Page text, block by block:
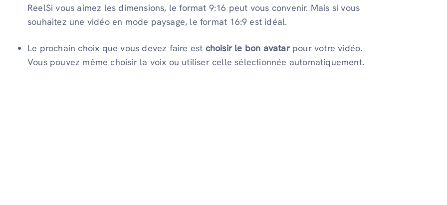
ReelSi vous aimez les dimensions, le format 9:16 peut vous convenir. Mais si vous
souhaitez une vidéo en mode paysage, le format 16:9 est idéal.
Le prochain choix que vous devez faire est choisir le bon avatarpour votre vidéo.
Vous pouvez même choisir la voix ou utiliser celle sélectionnée automatiquement.